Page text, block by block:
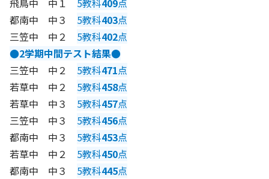
飛鳥中 中１ 5教科409点
都南中 中３ 5教科403点
三笠中 中２ 5教科402点
●2学期中間テスト結果●
三笠中 中２ 5教科471点
若草中 中２ 5教科458点
若草中 中３ 5教科457点
三笠中 中３ 5教科456点
都南中 中３ 5教科453点
若草中 中２ 5教科450点
都南中 中３ 5教科445点